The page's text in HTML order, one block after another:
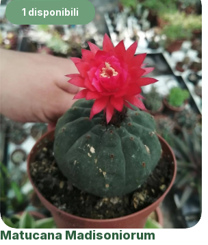
1 disponibili
Matucana Madisoniorum